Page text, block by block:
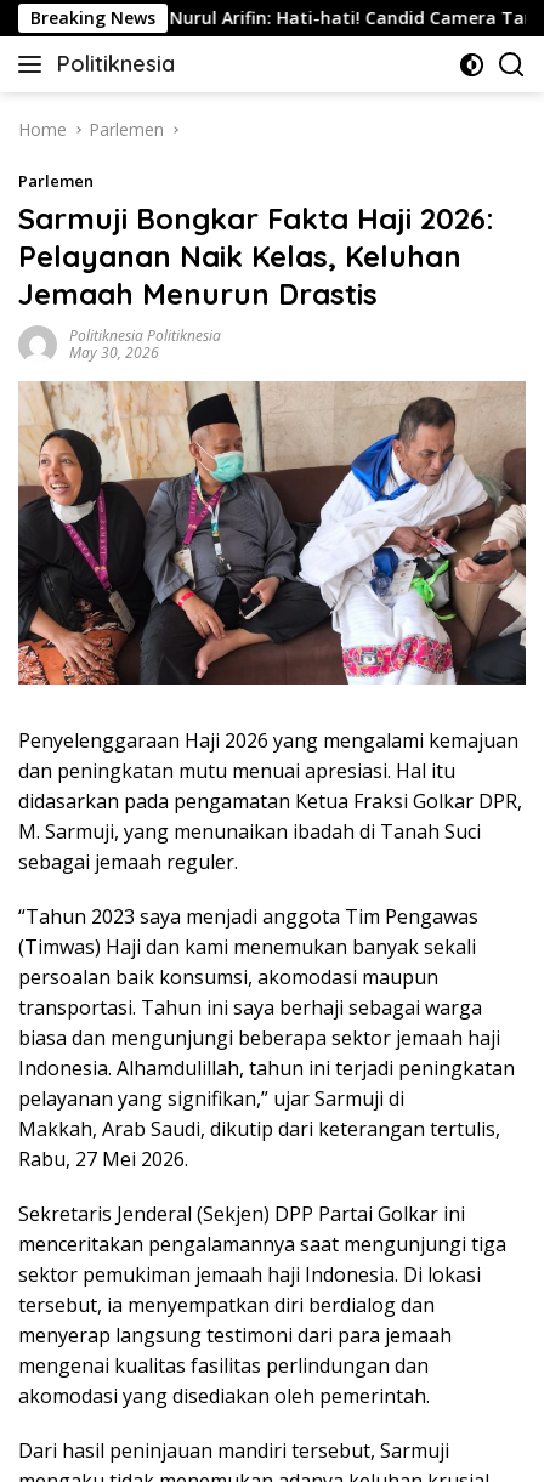
Skip
to
content
Breaking NewsNurul Arifin: Hati-hati! Candid Camera Tanpa
Politiknesia
Politiknesia.com
Home Parlemen
Parlemen
Sarmuji Bongkar Fakta Haji 2026:
Pelayanan Naik Kelas, Keluhan
Jemaah Menurun Drastis
Politiknesia Politiknesia
May 30, 2026
Penyelenggaraan Haji 2026 yang mengalami kemajuan
dan peningkatan mutu menuai apresiasi. Hal itu
didasarkan pada pengamatan Ketua Fraksi Golkar DPR,
M. Sarmuji, yang menunaikan ibadah di Tanah Suci
sebagai jemaah reguler.
“Tahun 2023 saya menjadi anggota Tim Pengawas
(Timwas) Haji dan kami menemukan banyak sekali
persoalan baik konsumsi, akomodasi maupun
transportasi. Tahun ini saya berhaji sebagai warga
biasa dan mengunjungi beberapa sektor jemaah haji
Indonesia. Alhamdulillah, tahun ini terjadi peningkatan
pelayanan yang signifikan,” ujar Sarmuji di
Makkah, Arab Saudi, dikutip dari keterangan tertulis,
Rabu, 27 Mei 2026.
Sekretaris Jenderal (Sekjen) DPP Partai Golkar ini
menceritakan pengalamannya saat mengunjungi tiga
sektor pemukiman jemaah haji Indonesia. Di lokasi
tersebut, ia menyempatkan diri berdialog dan
menyerap langsung testimoni dari para jemaah
mengenai kualitas fasilitas perlindungan dan
akomodasi yang disediakan oleh pemerintah.
Dari hasil peninjauan mandiri tersebut, Sarmuji